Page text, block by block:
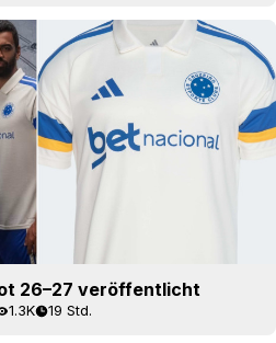
26–27 veröffentlicht
1.3K 19 Std.